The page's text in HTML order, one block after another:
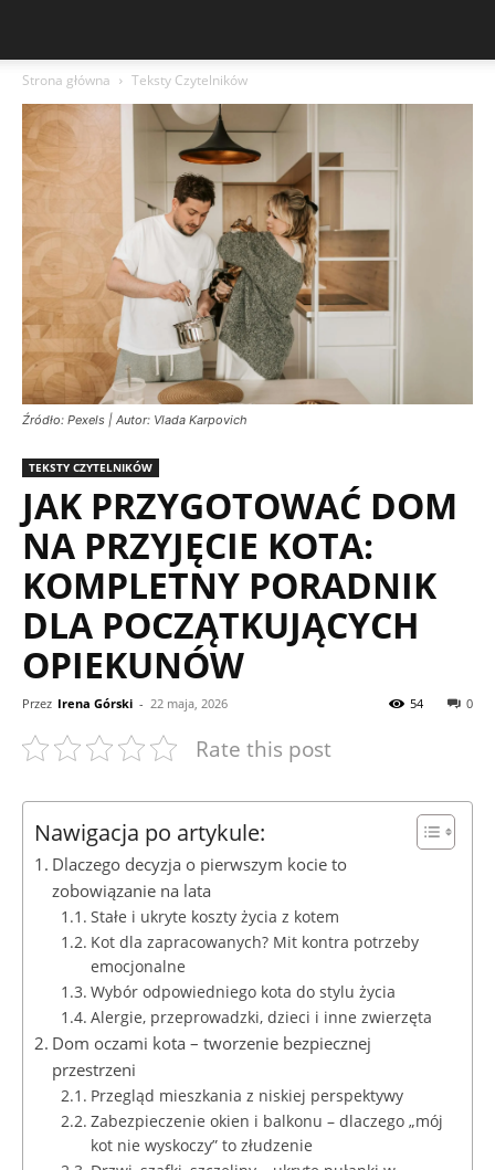
Strona główna Teksty Czytelników
Źródło: Pexels | Autor: Vlada Karpovich
TEKSTY CZYTELNIKÓW
JAK PRZYGOTOWAĆ DOM
NA PRZYJĘCIE KOTA:
KOMPLETNY PORADNIK
DLA POCZĄTKUJĄCYCH
OPIEKUNÓW
Przez Irena Górski - 22 maja, 2026 0
54
Rate this post
Nawigacja po artykule:
Dlaczego decyzja o pierwszym kocie to
zobowiązanie na lata
Stałe i ukryte koszty życia z kotem
Kot dla zapracowanych? Mit kontra potrzeby
emocjonalne
Wybór odpowiedniego kota do stylu życia
Alergie, przeprowadzki, dzieci i inne zwierzęta
Dom oczami kota – tworzenie bezpiecznej
przestrzeni
Przegląd mieszkania z niskiej perspektywy
Zabezpieczenie okien i balkonu – dlaczego „mój
kot nie wyskoczy” to złudzenie